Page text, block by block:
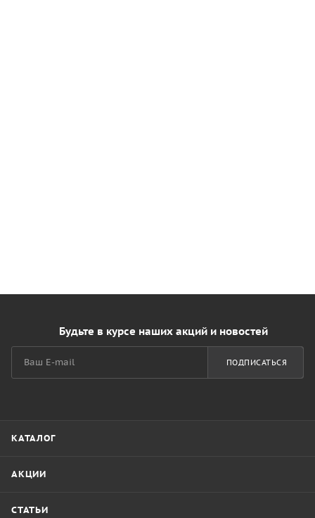
Будьте в курсе наших акций и новостей
ПОДПИСАТЬСЯ
КАТАЛОГ
АКЦИИ
СТАТЬИ